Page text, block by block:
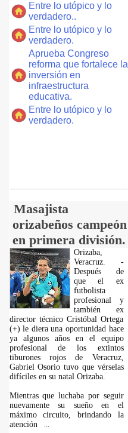
Entre lo utópico y lo
verdadero..
Entre lo utópico y lo
verdadero.
Aprueba Congreso
reforma que fortalece la
inversión en
infraestructura
educativa.
Entre lo utópico y lo
verdadero.
Masajista
orizabeños campeón
en primera división.
Orizaba,
Veracruz. -
Después de
que el ex
futbolista
profesional y
también ex
director técnico Cristóbal Ortega
(+) le diera una oportunidad hace
ya algunos años en el equipo
profesional de los extintos
tiburones rojos de Veracruz,
Gabriel Osorio tuvo que vérselas
difíciles en su natal Orizaba.
Mientras que luchaba por seguir
nuevamente su sueño en el
máximo circuito, brindando la
atención